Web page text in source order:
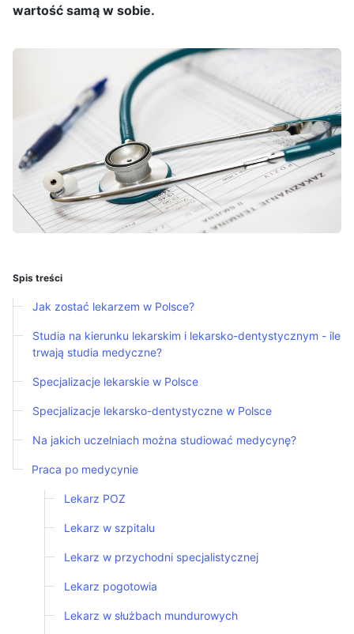
wartość samą w sobie.
Spis treści
Jak zostać lekarzem w Polsce?
Studia na kierunku lekarskim i lekarsko-dentystycznym - ile
trwają studia medyczne?
Specjalizacje lekarskie w Polsce
Specjalizacje lekarsko-dentystyczne w Polsce
Na jakich uczelniach można studiować medycynę?
Praca po medycynie
Lekarz POZ
Lekarz w szpitalu
Lekarz w przychodni specjalistycznej
Lekarz pogotowia
Lekarz w służbach mundurowych